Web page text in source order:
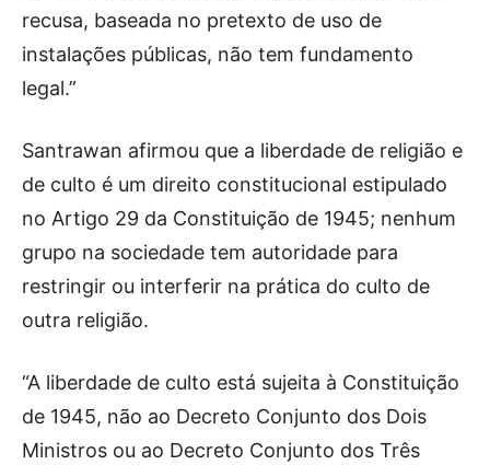
recusa, baseada no pretexto de uso de
instalações públicas, não tem fundamento
legal.”
Santrawan afirmou que a liberdade de religião e
de culto é um direito constitucional estipulado
no Artigo 29 da Constituição de 1945; nenhum
grupo na sociedade tem autoridade para
restringir ou interferir na prática do culto de
outra religião.
“A liberdade de culto está sujeita à Constituição
de 1945, não ao Decreto Conjunto dos Dois
Ministros ou ao Decreto Conjunto dos Três